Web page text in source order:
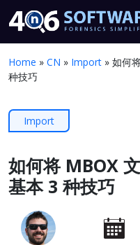
Home » CN » Import » 如何
种技巧
Import
如何将 MBOX
基本 3 种技巧